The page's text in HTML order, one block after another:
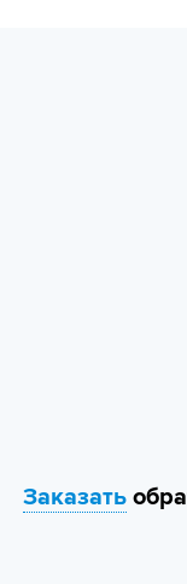
Заказать